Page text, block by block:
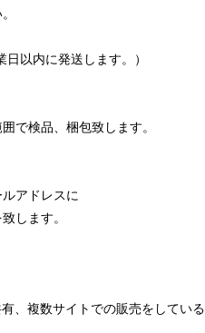
以内に発送します。）
で検品、梱包致します。
アドレスに
します。
、複数サイトでの販売をしている